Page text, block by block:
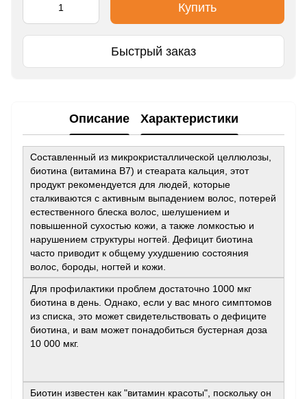
Купить
Быстрый заказ
Описание Характеристики
Составленный из микрокристаллической целлюлозы,
биотина (витамина B7) и стеарата кальция, этот
продукт рекомендуется для людей, которые
сталкиваются с активным выпадением волос, потерей
естественного блеска волос, шелушением и
повышенной сухостью кожи, а также ломкостью и
нарушением структуры ногтей. Дефицит биотина
часто приводит к общему ухудшению состояния
волос, бороды, ногтей и кожи.
Для профилактики проблем достаточно 1000 мкг
биотина в день. Однако, если у вас много симптомов
из списка, это может свидетельствовать о дефиците
биотина, и вам может понадобиться бустерная доза
10 000 мкг.
Биотин известен как "витамин красоты", поскольку он